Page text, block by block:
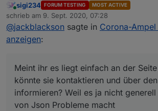
informieren? Weil es ja nicht
von Json Probleme macht
Online
sigi234 FORUM TESTING MOST ACTIVE
schrieb am 9. Sept. 2020, 07:28
zuletzt editiert von
@jackblackson sagte in Corona-
anzeigen:
Meint ihr es liegt einfach an der
könnte sie kontaktieren und über
informieren? Weil es ja nicht
von Json Probleme macht